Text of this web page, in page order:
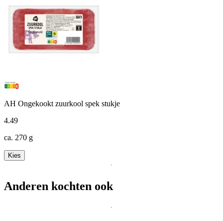
AH Ongekookt zuurkool spek stukje
4.49
ca. 270 g
Kies
Anderen kochten ook